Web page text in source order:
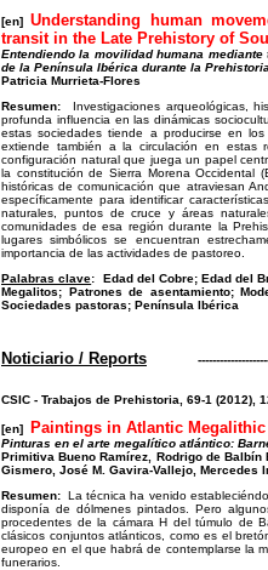
[en]Understanding human
transit in the Late Prehistory of
Entendiendo la movilidad humana
de la Península Ibérica durante la
Patricia Murrieta-Flores
Resumen: Investigaciones arqueológicas,
profunda influencia en las dinámicas
estas sociedades tiende a producirse en
extiende también a la circulación en estas
configuración natural que juega un papel
la constitución de Sierra Morena Occidental
históricas de comunicación que atraviesan
específicamente para identificar
naturales, puntos de cruce y áreas
comunidades de esa región durante la
lugares simbólicos se encuentran
importancia de las actividades de pastoreo.
Palabras clave: Edad del Cobre; Edad del
Megalitos; Patrones de asentamiento;
Sociedades pastoras; Península Ibérica
Noticiario / Reports
CSIC - Trabajos de Prehistoria, 69-1
[en] Paintings in Atlantic Megalithic
Pinturas en el arte megalítico atlántico:
Primitiva Bueno Ramírez, Rodrigo de
Gismero, José M. Gavira-Vallejo, Mercedes
Resumen: La técnica ha venido
disponía de dólmenes pintados. Pero
procedentes de la cámara H del túmulo de
clásicos conjuntos atlánticos, como es el
europeo en el que habrá de contemplarse la
funerarios.